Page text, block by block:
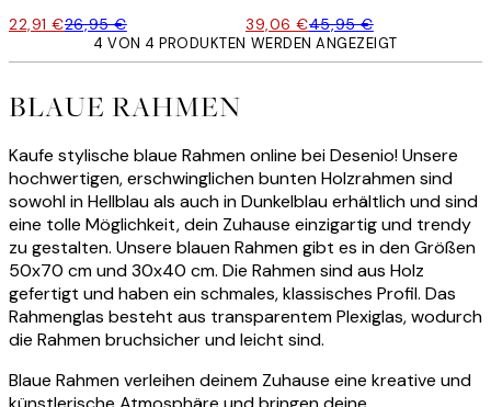
22,91 €26,95 € 39,06 €45,95 €
4 VON 4 PRODUKTEN WERDEN ANGEZEIGT
BLAUE RAHMEN
Kaufe stylische blaue Rahmen online bei Desenio! Unsere
hochwertigen, erschwinglichen bunten Holzrahmen sind
sowohl in Hellblau als auch in Dunkelblau erhältlich und sind
eine tolle Möglichkeit, dein Zuhause einzigartig und trendy
zu gestalten. Unsere blauen Rahmen gibt es in den Größen
50x70 cm und 30x40 cm. Die Rahmen sind aus Holz
gefertigt und haben ein schmales, klassisches Profil. Das
Rahmenglas besteht aus transparentem Plexiglas, wodurch
die Rahmen bruchsicher und leicht sind.
Blaue Rahmen verleihen deinem Zuhause eine kreative und